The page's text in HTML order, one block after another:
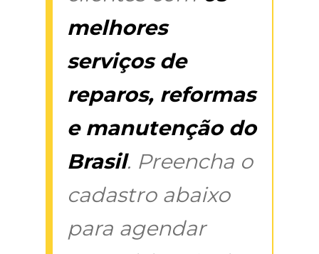
melhores
serviços de
reparos, reformas
e manutenção do
Brasil. Preencha o
cadastro abaixo
para agendar